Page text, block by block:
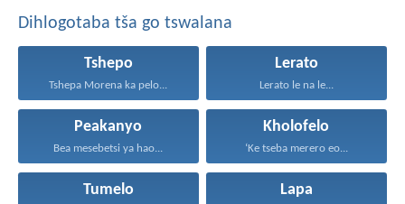
Dihlogotaba tša go tswalana
Tshepo
Tshepa Morena ka pelo...
Lerato
Lerato le na le...
Peakanyo
Bea mesebetsi ya hao...
Kholofelo
‘Ke tseba merero eo...
Tumelo Lapa